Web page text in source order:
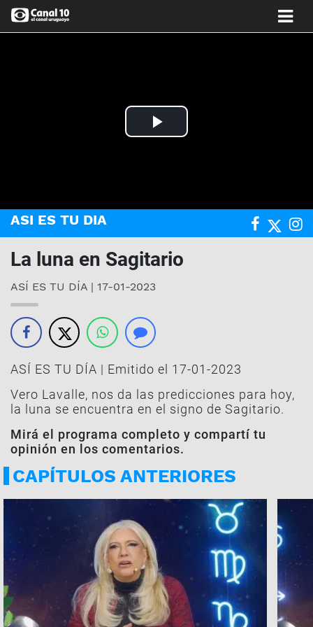
Play
ASI ES TU DIA
La luna en Sagitario
ASÍ ES TU DÍA | 17-01-2023
ASÍ ES TU DÍA | Emitido el 17-01-2023
Vero Lavalle, nos da las predicciones para hoy,
la luna se encuentra en el signo de Sagitario.
Mirá el programa completo y compartí tu
opinión en los comentarios.
CAPÍTULOS ANTERIORES